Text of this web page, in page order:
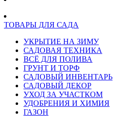
ТОВАРЫ ДЛЯ САДА
УКРЫТИЕ НА ЗИМУ
САДОВАЯ ТЕХНИКА
ВСЁ ДЛЯ ПОЛИВА
ГРУНТ И ТОРФ
САДОВЫЙ ИНВЕНТАРЬ
САДОВЫЙ ДЕКОР
УХОД ЗА УЧАСТКОМ
УДОБРЕНИЯ И ХИМИЯ
ГАЗОН